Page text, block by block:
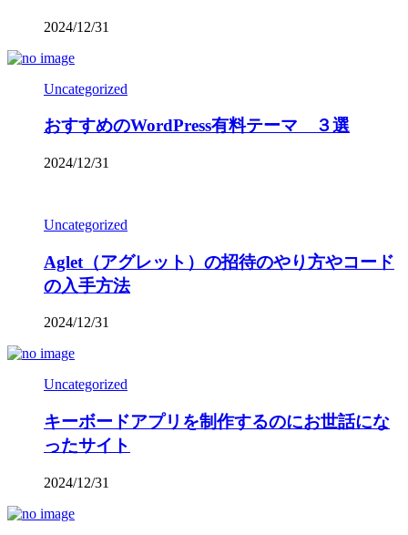
2024/12/31
Uncategorized
おすすめのWordPress有料テーマ ３選
2024/12/31
Uncategorized
Aglet（アグレット）の招待のやり方やコード
の入手方法
2024/12/31
Uncategorized
キーボードアプリを制作するのにお世話にな
ったサイト
2024/12/31